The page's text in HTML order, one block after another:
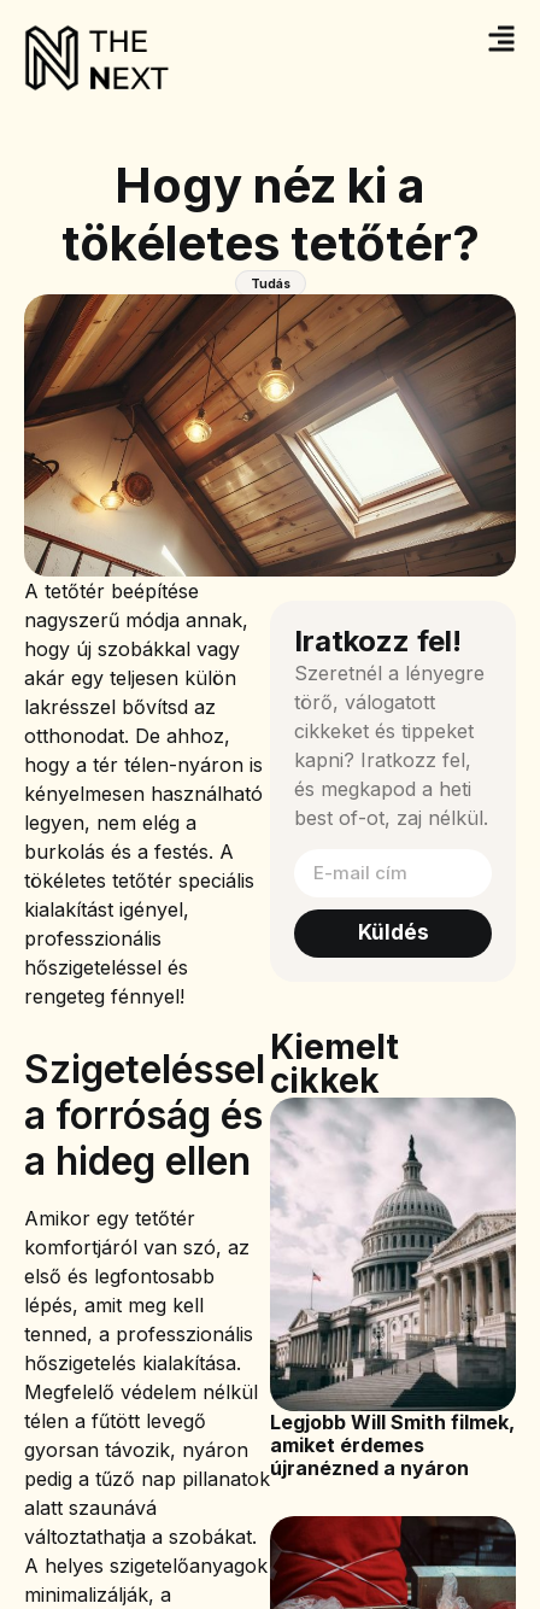
Hogy néz ki a
tökéletes tetőtér?
Tudás
A tetőtér beépítése
nagyszerű módja annak,
hogy új szobákkal vagy
akár egy teljesen külön
lakrésszel bővítsd az
otthonodat. De ahhoz,
hogy a tér télen-nyáron is
kényelmesen használható
legyen, nem elég a
burkolás és a festés. A
tökéletes tetőtér speciális
kialakítást igényel,
professzionális
hőszigeteléssel és
rengeteg fénnyel!
Szigeteléssel
a forróság és
a hideg ellen
Amikor egy tetőtér
komfortjáról van szó, az
első és legfontosabb
lépés, amit meg kell
tenned, a professzionális
hőszigetelés kialakítása.
Megfelelő védelem nélkül
télen a fűtött levegő
gyorsan távozik, nyáron
pedig a tűző nap pillanatok
alatt szaunává
változtathatja a szobákat.
A helyes szigetelőanyagok
minimalizálják, a
Iratkozz fel!
Szeretnél a lényegre
törő, válogatott
cikkeket és tippeket
kapni? Iratkozz fel,
és megkapod a heti
best of-ot, zaj nélkül.
Küldés
Kiemelt
cikkek
Legjobb Will Smith filmek,
amiket érdemes
újranézned a nyáron